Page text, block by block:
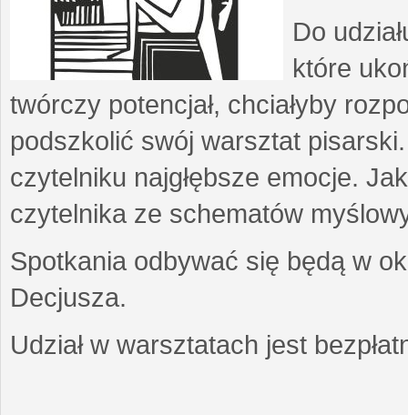
Do
które
twórczy potencjał, chciałyby
podszkolić swój warsztat
czytelniku najgłębsze emocje.
czytelnika ze schematów
Spotkania odbywać się będą w
Decjusza.
Udział w warsztatach jest